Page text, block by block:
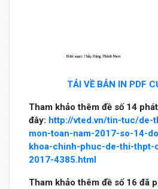
TẢI VỀ BẢN IN PDF
Tham khảo thêm đề số 14
đây: http://vted.vn/tin-tuc/de-
mon-toan-nam-2017-so-14-
khoa-chinh-phuc-de-thi-thpt-
2017-4385.html
Tham khảo thêm đề số 16 đã